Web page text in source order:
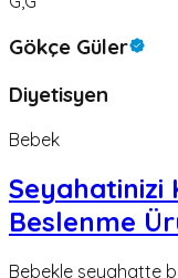
Gökçe Güler
Diyetisyen
Bebek
Seyahatinizi
Beslenme
Bebekle seyahatte